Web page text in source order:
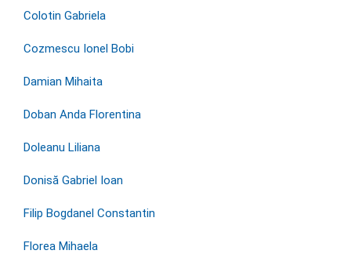
Colotin Gabriela
Cozmescu Ionel Bobi
Damian Mihaita
Doban Anda Florentina
Doleanu Liliana
Donisă Gabriel Ioan
Filip Bogdanel Constantin
Florea Mihaela